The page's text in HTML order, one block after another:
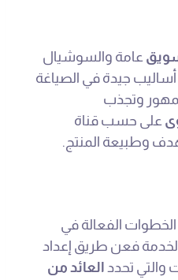
عامة والسوشيال
جيدة في الصياغة
وتجذب
على حسب قناة
وطبيعة المنتج.
الفعالة في
فعن طريق إعداد
والتي تحدد العائد من